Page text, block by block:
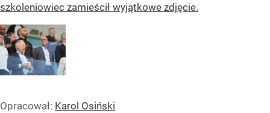
szkoleniowiec zamieścił wyjątkowe zdjęcie.
Opracował: Karol Osiński